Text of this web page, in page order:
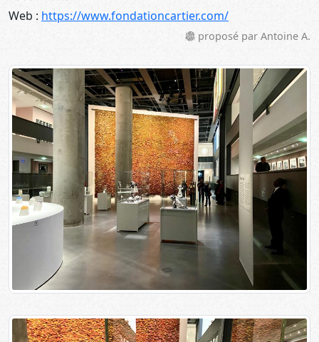
Web : https://www.fondationcartier.com/
proposé par Antoine A.